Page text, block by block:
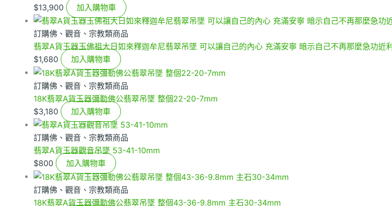
$13,900 加入購物車
訂購佛、觀音、宗教類商品
翡翠A貨玉器玉佛祖大日如來釋迦牟尼翡翠吊墜 可以讓自己的內心 充滿安寧 暗示自己不再那麼急功近利
$1,680 加入購物車
訂購佛、觀音、宗教類商品
18K翡翠A貨玉器彌勒佛公翡翠吊墜 整個22-20-7mm
$3,180 加入購物車
訂購佛、觀音、宗教類商品
翡翠A貨玉器觀音吊墜 53-41-10mm
$800 加入購物車
訂購佛、觀音、宗教類商品
18K翡翠A貨玉器彌勒佛公翡翠吊墜 整個43-36-9.8mm 主石30-34mm